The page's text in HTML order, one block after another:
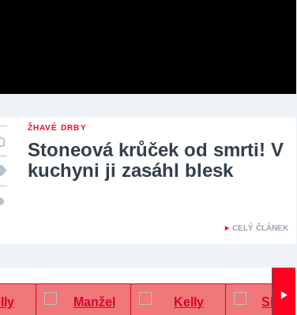
ŽHAVÉ DRBY
Stoneová krůček od smrti! V
kuchyni ji zasáhl blesk
CELÝ ČLÁNEK